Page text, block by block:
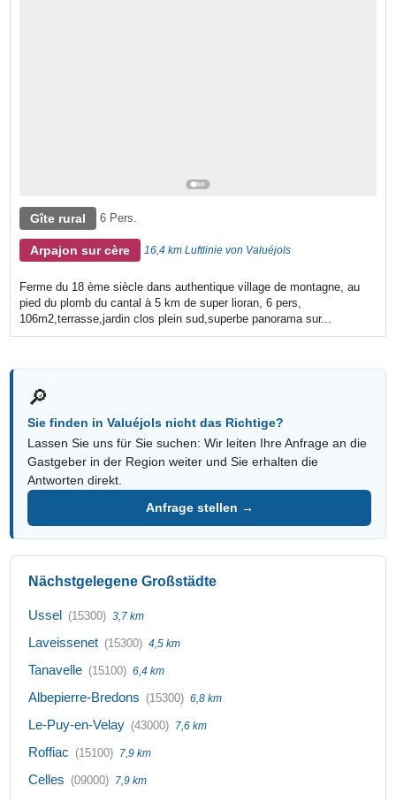
Gîte rural 6 Pers.
Arpajon sur cère 16,4 km Luftlinie von Valuéjols
Ferme du 18 ème siècle dans authentique village de montagne, au
pied du plomb du cantal à 5 km de super lioran, 6 pers,
106m2,terrasse,jardin clos plein sud,superbe panorama sur...
🔎
Sie finden in Valuéjols nicht das Richtige?
Lassen Sie uns für Sie suchen: Wir leiten Ihre Anfrage an die
Gastgeber in der Region weiter und Sie erhalten die
Antworten direkt.
Anfrage stellen →
Nächstgelegene Großstädte
Ussel (15300) 3,7 km
Laveissenet (15300) 4,5 km
Tanavelle (15100) 6,4 km
Albepierre-Bredons (15300) 6,8 km
Le-Puy-en-Velay (43000) 7,6 km
Roffiac (15100) 7,9 km
Celles (09000) 7,9 km